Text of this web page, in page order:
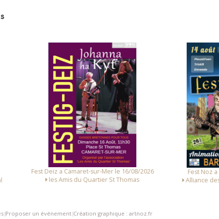
a Camaret-sur-Mer le 16/08/2026
les Amis du Quartier St Thomas
Fest Noz a Arzal le 14/08/
Alliance des Associations
Proposer un événement Création graphique : artnoz.fr